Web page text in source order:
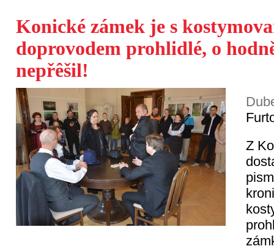
Konické zámek je s
doprovodem prohlidlé, o
nepřêšil!
Z